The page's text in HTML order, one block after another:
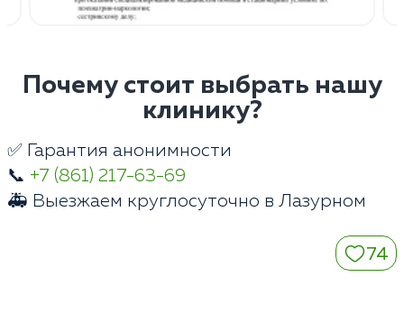
Почему стоит выбрать нашу
клинику?
✅ Гарантия анонимности
📞 +7 (861) 217-63-69
🚑 Выезжаем круглосуточно в Лазурном
74